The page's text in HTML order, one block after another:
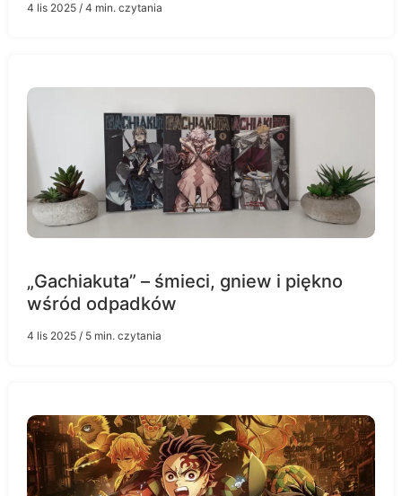
4 lis 2025 / 4 min. czytania
„Gachiakuta” – śmieci, gniew i piękno
wśród odpadków
4 lis 2025 / 5 min. czytania